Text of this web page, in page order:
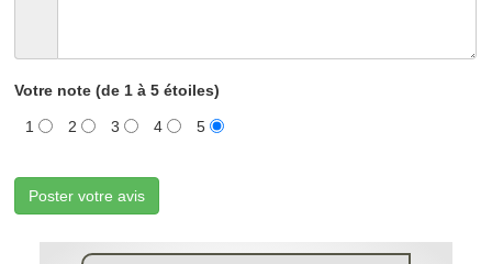
Votre note (de 1 à 5 étoiles)
1 2 3 4 5
Poster votre avis